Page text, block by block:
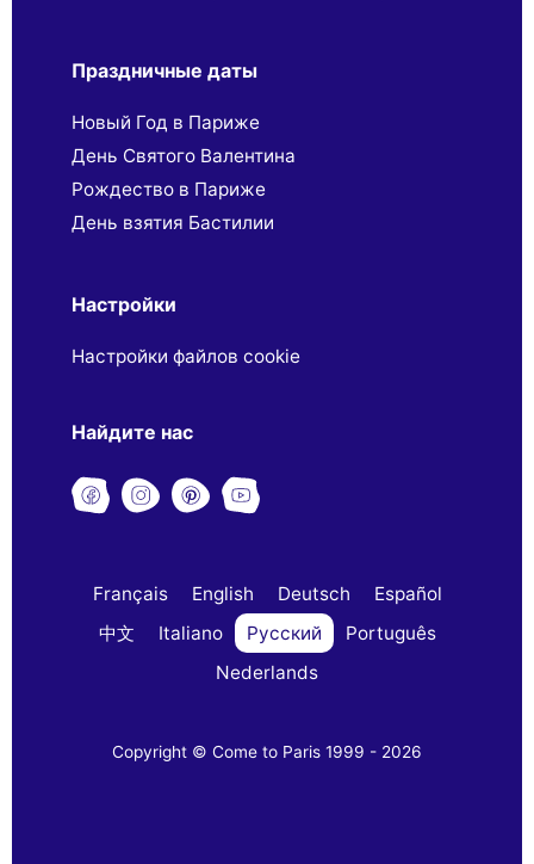
Праздничные даты
Новый Год в Париже
День Святого Валентина
Рождество в Париже
День взятия Бастилии
Настройки
Настройки файлов cookie
Найдите нас
Français English Deutsch
Español
中文
Italiano Русский
Português
Nederlands
Copyright © Come to Paris 1999 - 2026